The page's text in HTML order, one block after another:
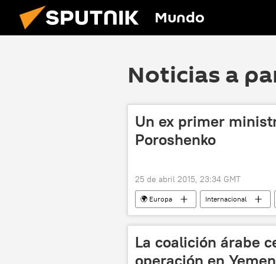
Mundo
Noticias a
Un ex primer
Poroshenko
25 de abril 2015, 23:34 GMT
🌍 Europa Internacional
Mikulas Dzurinda
noticias
La coalición árabe